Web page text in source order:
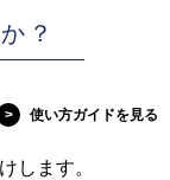
？
> 使い方ガイドを見る
します。